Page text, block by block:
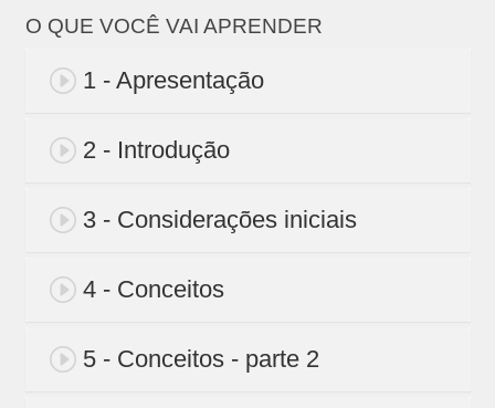
O QUE VOCÊ VAI APRENDER
1 - Apresentação
2 - Introdução
3 - Considerações iniciais
4 - Conceitos
5 - Conceitos - parte 2